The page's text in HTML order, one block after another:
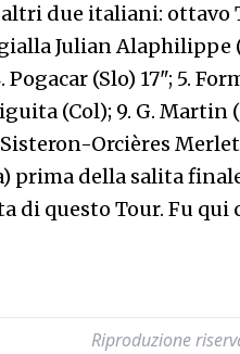
due italiani: ottavo
Julian Alaphilippe
(Slo) 17"; 5.
(Col); 9. G. Martin
Orcières
prima della salita
di questo Tour. Fu qui
Riproduzione